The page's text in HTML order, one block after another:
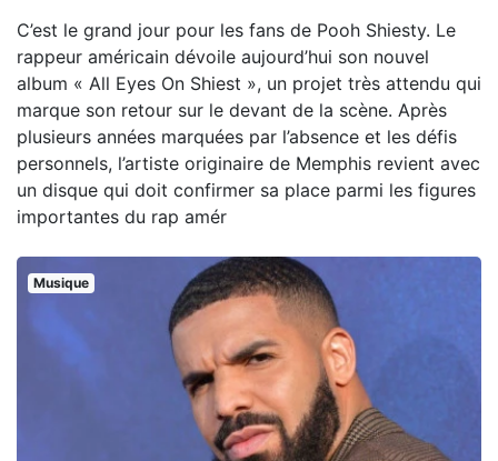
C’est le grand jour pour les fans de Pooh Shiesty. Le
rappeur américain dévoile aujourd’hui son nouvel
album « All Eyes On Shiest », un projet très attendu qui
marque son retour sur le devant de la scène. Après
plusieurs années marquées par l’absence et les défis
personnels, l’artiste originaire de Memphis revient avec
un disque qui doit confirmer sa place parmi les figures
importantes du rap amér
Musique